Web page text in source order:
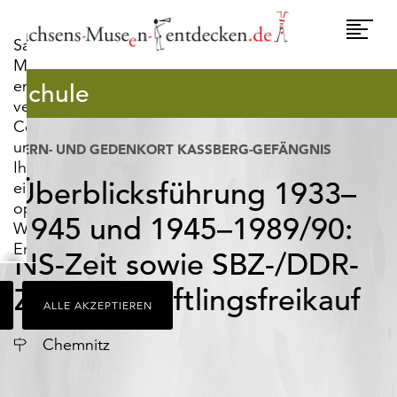
Sachsens-
Museen-
entdecken.de
verwendet
Cookies,
um
Ihnen
ein
optimales
Webseiten-
Erlebnis
zu
bieten.
Dazu
zählen
Cookies,
ALLE AKZEPTIEREN
Schule
LERN- UND GEDENKORT KASSBERG-GEFÄNGNIS
Überblicksführung 1933–
1945 und 1945–1989/90:
NS-Zeit sowie SBZ-/DDR-
Zeit und Häftlingsfreikauf
Ort Chemnitz